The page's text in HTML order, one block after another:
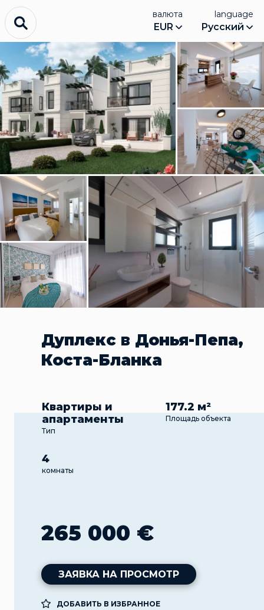
валюта
EUR
language
Русский
Дуплекс в Донья-Пепа,
Коста-Бланка
Квартиры и
апартаменты
Тип
177.2 м²
Площадь объекта
4
комнаты
265 000 €
ЗАЯВКА НА ПРОСМОТР
ДОБАВИТЬ В ИЗБРАННОЕ